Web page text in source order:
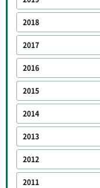
2018
2017
2016
2015
2014
2013
2012
2011